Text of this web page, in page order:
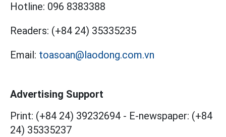
Hotline: 096 8383388
Readers: (+84 24) 35335235
Email: toasoan@laodong.com.vn
Advertising Support
Print: (+84 24) 39232694 - E-newspaper: (+84
24) 35335237